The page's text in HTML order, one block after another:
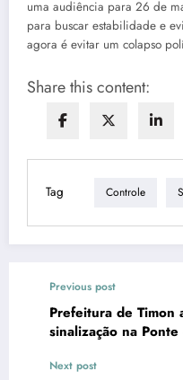
uma audiência para 26 de
para buscar estabilidade e
agora é evitar um colapso
Share this content:
Tag Controle
Previous post
Prefeitura de Timon
sinalização na
Next post